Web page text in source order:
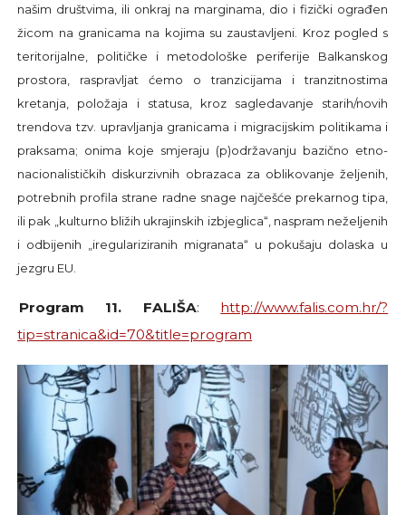
našim društvima, ili onkraj na marginama, dio i fizički ograđen
žicom na granicama na kojima su zaustavljeni. Kroz pogled s
teritorijalne, političke i metodološke periferije Balkanskog
prostora, raspravljat ćemo o tranzicijama i tranzitnostima
kretanja, položaja i statusa, kroz sagledavanje starih/novih
trendova tzv. upravljanja granicama i migracijskim politikama i
praksama; onima koje smjeraju (p)održavanju bazično etno-
nacionalističkih diskurzivnih obrazaca za oblikovanje željenih,
potrebnih profila strane radne snage najčešće prekarnog tipa,
ili pak „kulturno bližih ukrajinskih izbjeglica“, naspram neželjenih
i odbijenih „iregulariziranih migranata“ u pokušaju dolaska u
jezgru EU.
Program 11. FALIŠA: http://www.falis.com.hr/?
tip=stranica&id=70&title=program